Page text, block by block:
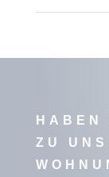
HABEN
ZU